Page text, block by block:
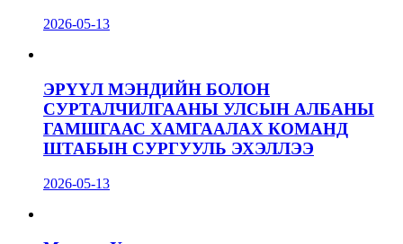
2026-05-13
ЭРҮҮЛ МЭНДИЙН БОЛОН
СУРТАЛЧИЛГААНЫ УЛСЫН АЛБАНЫ
ГАМШГААС ХАМГААЛАХ КОМАНД
ШТАБЫН СУРГУУЛЬ ЭХЭЛЛЭЭ
2026-05-13